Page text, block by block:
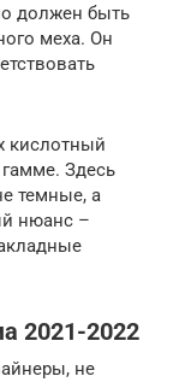
должен быть
меха. Он
кислотный
Здесь
темные, а
нюанс –
2021-2022
не